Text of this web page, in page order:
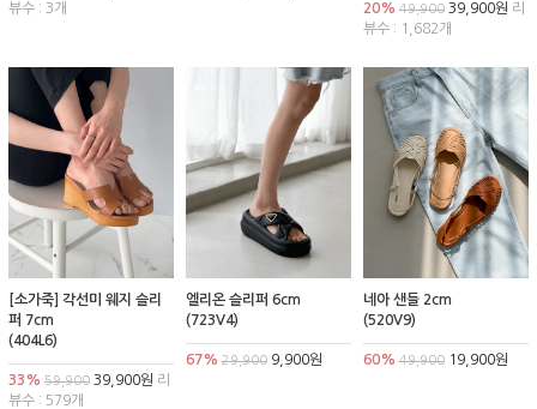
뷰수 : 3개
20% 49,90039,900원 리
뷰수 : 1,682개
[소가죽] 각선미 웨지 슬리
퍼 7cm
(404L6)
33% 59,900 39,900원 리
뷰수 : 579개
엘리온 슬리퍼 6cm
(723V4)
67% 29,9009,900원
네아 샌들 2cm
(520V9)
60% 49,90019,900원